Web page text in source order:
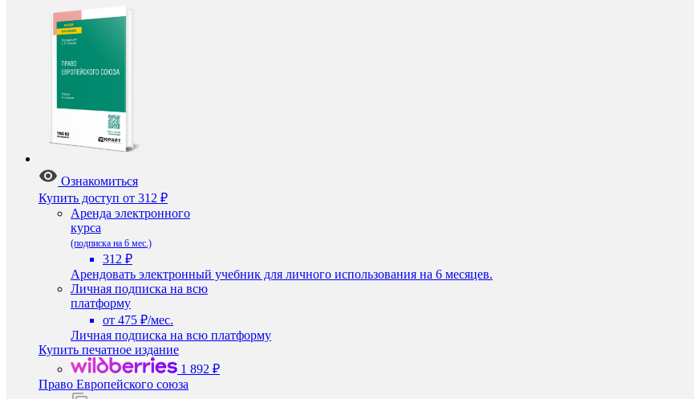
Ознакомиться
Купить доступ от 312 ₽
Аренда электронного
курса
(подписка на 6 мес.)
312 ₽
Арендовать электронный учебник для личного использования на 6 месяцев.
Личная подписка на всю
платформу
от 475 ₽/мес.
Личная подписка на всю платформу
Купить печатное издание
1 892 ₽
Право Европейского союза